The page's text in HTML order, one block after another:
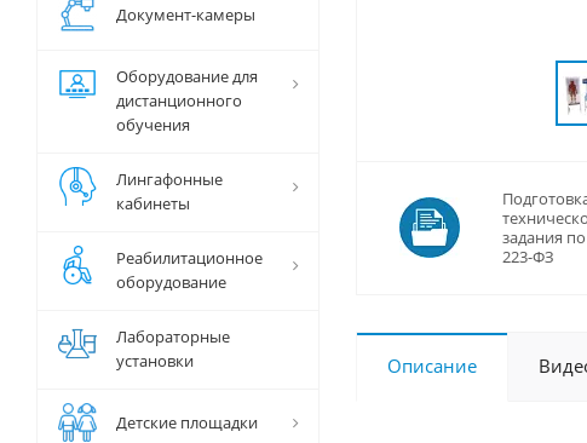
задания
223-ФЗ
Описание
Документ-камеры
Оборудование для
дистанционного
обучения
Лингафонные
кабинеты
Реабилитационное
оборудование
Лабораторные
установки
Детские площадки